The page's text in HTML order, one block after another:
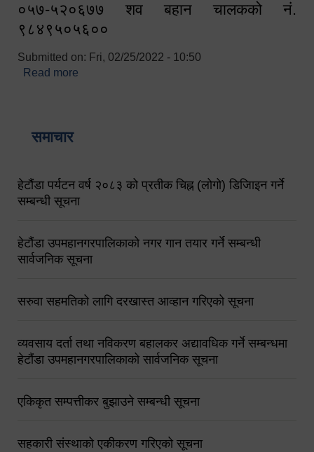
०५७-५२०६७७ शव बहान चालकको नं.
९८४९५०५६००
Submitted on: Fri, 02/25/2022 - 10:50
Read more
समाचार
हेटौंडा पर्यटन वर्ष २०८३ को प्रतीक चिह्न (लोगो) डिजिाइन गर्ने
सम्बन्धी सूचना
हेटौंडा उपमहानगरपालिकाको नगर गान तयार गर्ने सम्बन्धी
सार्वजनिक सूचना
सरुवा सहमतिको लागि दरखास्त आव्हान गरिएको सूचना
व्यवसाय दर्ता तथा नविकरण बहालकर अद्यावधिक गर्ने सम्बन्धमा
हेटौंडा उपमहानगरपालिकाको सार्वजनिक सूचना
एकिकृत सम्पत्तीकर बुझाउने सम्बन्धी सूचना
सहकारी संस्थाको एकीकरण गरिएको सूचना